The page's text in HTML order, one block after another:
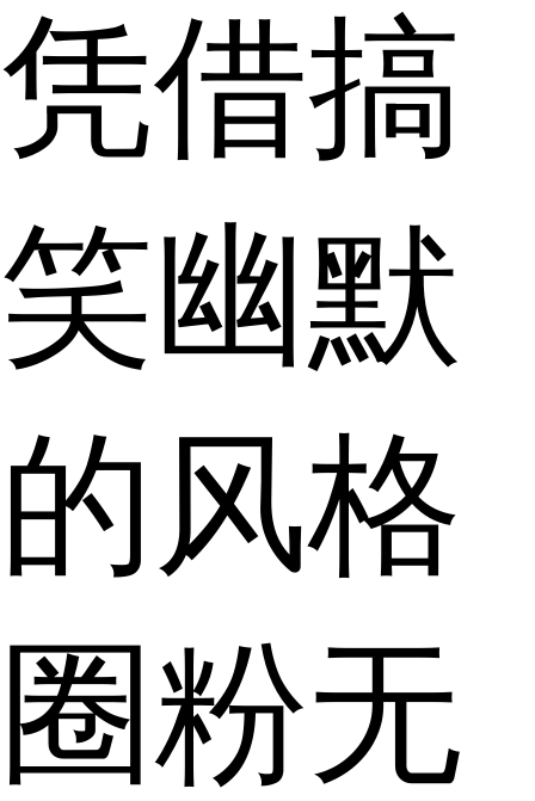
凭借搞
笑幽默
的风格
圈粉无